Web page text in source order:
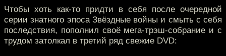
Чтобы хоть как-то придти в себя после очередной
серии знатного эпоса Звёздные войны и смыть с себя
последствия, пополнил своё мега-трэш-собрание и с
трудом затолкал в третий ряд свежие DVD: